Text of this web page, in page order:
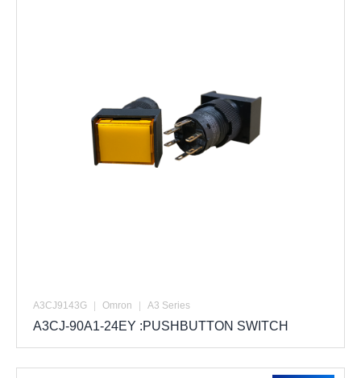
A3CJ9143G | Omron | A3 Series
A3CJ-90A1-24EY :PUSHBUTTON SWITCH